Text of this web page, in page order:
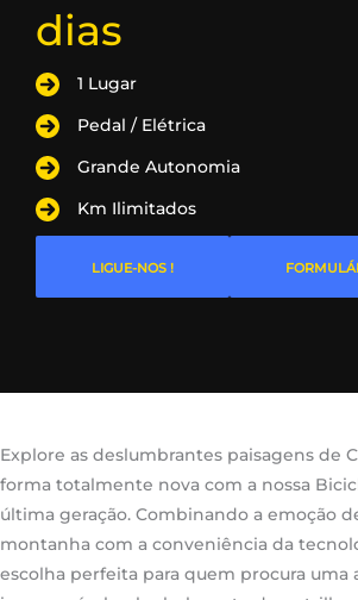
dias​
1 Lugar
Pedal / Elétrica
Grande Autonomia
Km Ilimitados
LIGUE-NOS !
Explore as deslumbrantes paisagens de
forma totalmente nova com a nossa
última geração. Combinando a emoção
montanha com a conveniência da
escolha perfeita para quem procura uma